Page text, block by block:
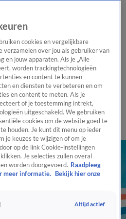
Het beste van Hart
Tip de
WeerTip de redactiePanelVideo's
cookies en vergelijkbare
verzamelen over jou als gebruiker van
en jouw apparaten. Als je „Alle
worden trackingtechnologieën
en content te kunnen
en diensten te verbeteren en om
en content te meten. Als je
of je toestemming intrekt,
uitgeschakeld. We gebruiken
cookies om de website goed te
houden. Je kunt dit menu op ieder
je keuzes te wijzigen of om je
op de link Cookie-instellingen
Je selecties zullen overal
worden doorgevoerd. Raadpleeg
meer informatie.
Bekijk hier onze
Altijd actief